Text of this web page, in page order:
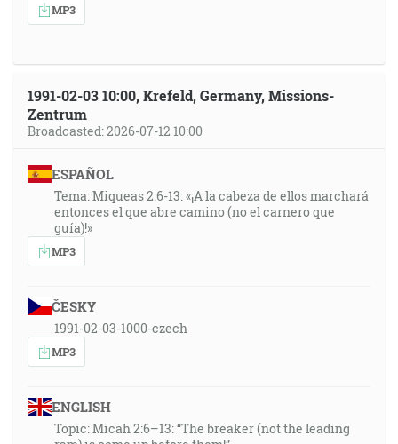
MP3
1991-02-03 10:00, Krefeld, Germany, Missions-
Zentrum
Broadcasted: 2026-07-12 10:00
ESPAÑOL
Tema: Miqueas 2:6-13: «¡A la cabeza de ellos marchará
entonces el que abre camino (no el carnero que
guía)!»
MP3
ČESKY
1991-02-03-1000-czech
MP3
ENGLISH
Topic: Micah 2:6–13: “The breaker (not the leading